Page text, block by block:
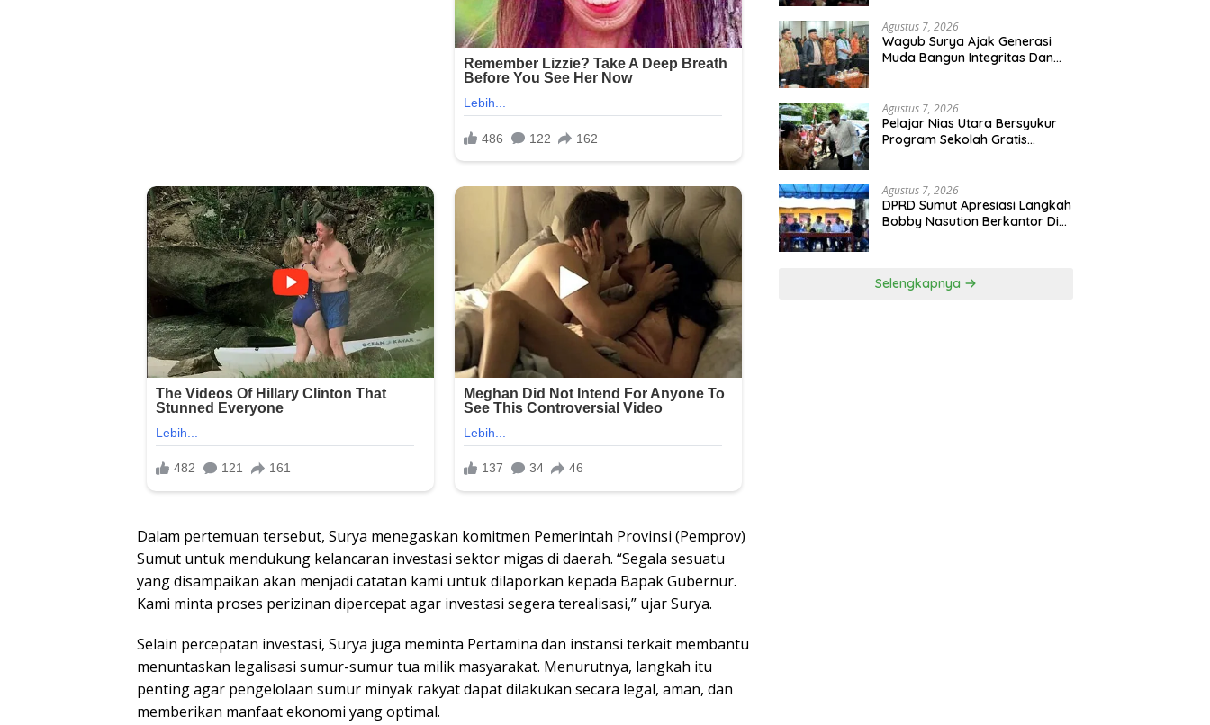
Dalam pertemuan tersebut, Surya menegaskan komitmen Pemerintah Provinsi (Pemprov)
Sumut untuk mendukung kelancaran investasi sektor migas di daerah. “Segala sesuatu
yang disampaikan akan menjadi catatan kami untuk dilaporkan kepada Bapak Gubernur.
Kami minta proses perizinan dipercepat agar investasi segera terealisasi,” ujar Surya.
Selain percepatan investasi, Surya juga meminta Pertamina dan instansi terkait membantu
menuntaskan legalisasi sumur-sumur tua milik masyarakat. Menurutnya, langkah itu
penting agar pengelolaan sumur minyak rakyat dapat dilakukan secara legal, aman, dan
memberikan manfaat ekonomi yang optimal.
Agustus 7, 2026
Wagub Surya Ajak Generasi
Muda Bangun Integritas Dan
Agustus 7, 2026
Pelajar Nias Utara Bersyukur
Program Sekolah Gratis
Agustus 7, 2026
DPRD Sumut Apresiasi Langkah
Bobby Nasution Berkantor Di
Selengkapnya